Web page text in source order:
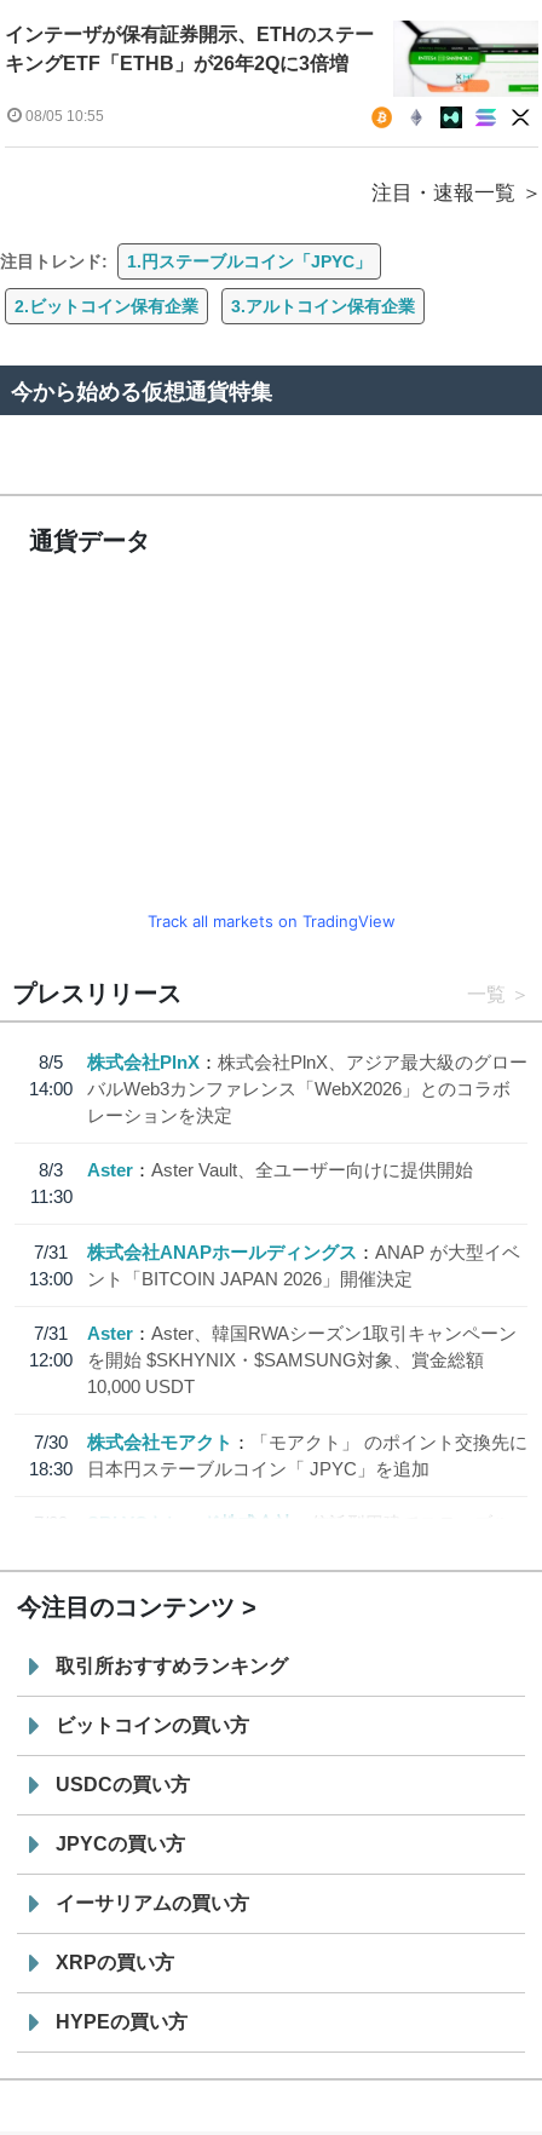
インテーザが保有証券開示、ETHのステー
キングETF「ETHB」が26年2Qに3倍増
08/05 10:55
注目・速報一覧
注目トレンド: 1.円ステーブルコイン「JPYC」
2.ビットコイン保有企業 3.アルトコイン保有企業
今から始める仮想通貨特集
通貨データ
Track all markets on TradingView
プレスリリース 一覧
8/5
14:00
株式会社PlnX
株式会社PlnX、アジア最大級のグロー
バルWeb3カンファレンス「WebX2026」とのコラボ
レーションを決定
8/3
11:30
Aster Aster Vault、全ユーザー向けに提供開始
7/31
13:00
株式会社ANAPホールディングス
ANAP が大型イベ
ント「BITCOIN JAPAN 2026」開催決定
7/31
12:00
Aster
Aster、韓国RWAシーズン1取引キャンペーン
を開始 $SKHYNIX・$SAMSUNG対象、賞金総額
10,000 USDT
7/30
18:30
株式会社モアクト
「モアクト」 のポイント交換先に
日本円ステーブルコイン「 JPYC」を追加
7/29
SBI VCトレード株式会社
信託型円建てステーブル
今注目のコンテンツ
取引所おすすめランキング
ビットコインの買い方
USDCの買い方
JPYCの買い方
イーサリアムの買い方
XRPの買い方
HYPEの買い方